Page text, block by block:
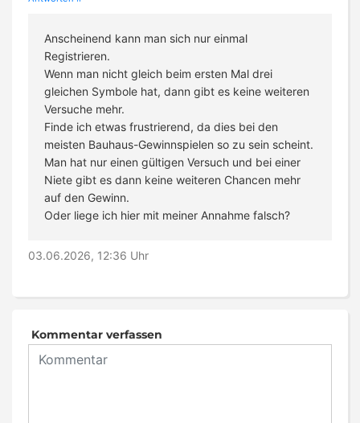
Anscheinend kann man sich nur einmal
Registrieren.
Wenn man nicht gleich beim ersten Mal drei
gleichen Symbole hat, dann gibt es keine weiteren
Versuche mehr.
Finde ich etwas frustrierend, da dies bei den
meisten Bauhaus-Gewinnspielen so zu sein scheint.
Man hat nur einen gültigen Versuch und bei einer
Niete gibt es dann keine weiteren Chancen mehr
auf den Gewinn.
Oder liege ich hier mit meiner Annahme falsch?
03.06.2026, 12:36 Uhr
Kommentar verfassen